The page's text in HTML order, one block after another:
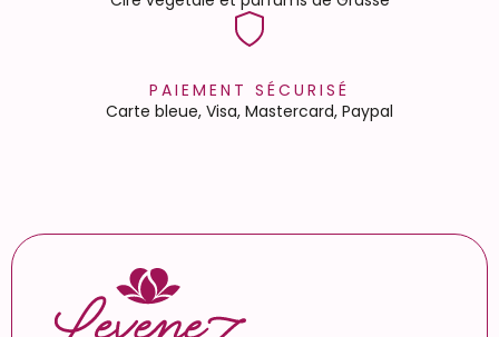
PAIEMENT SÉCURISÉ
Carte bleue, Visa, Mastercard, Paypal